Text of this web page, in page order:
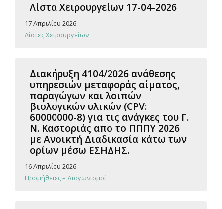
Λίστα Χειρουργείων 17-04-2026
17 Απριλίου 2026
Λίστες Χειρουργείων
Διακήρυξη 4104/2026 ανάθεσης
υπηρεσιών μεταφοράς αίματος,
παραγώγων και λοιπών
βιολογικών υλικών (CPV:
60000000-8) για τις ανάγκες του Γ.
Ν. Καστοριάς απο το ΠΠΠΥ 2026
με Ανοικτή Διαδικασία κάτω των
ορίων μέσω ΕΣΗΔΗΣ.
16 Απριλίου 2026
Προμήθειες – Διαγωνισμοί